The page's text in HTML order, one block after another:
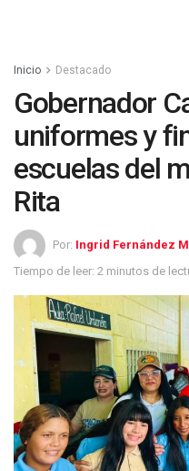
Inicio Destacado
Gobernador
uniformes y
escuelas del
Rita
Por: Ingrid Fernández
Tiempo de leer: 2 minutos de